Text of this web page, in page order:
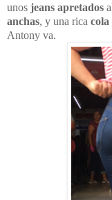
unos jeans apretados
anchas, y una rica cola
Antony va.